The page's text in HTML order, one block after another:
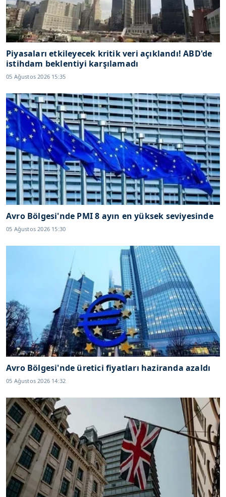
Piyasaları etkileyecek kritik veri açıklandı! ABD'de
istihdam beklentiyi karşılamadı
05 Ağustos 2026 15:35
Avro Bölgesi'nde PMI 8 ayın en yüksek seviyesinde
05 Ağustos 2026 15:30
Avro Bölgesi'nde üretici fiyatları haziranda azaldı
05 Ağustos 2026 14:32